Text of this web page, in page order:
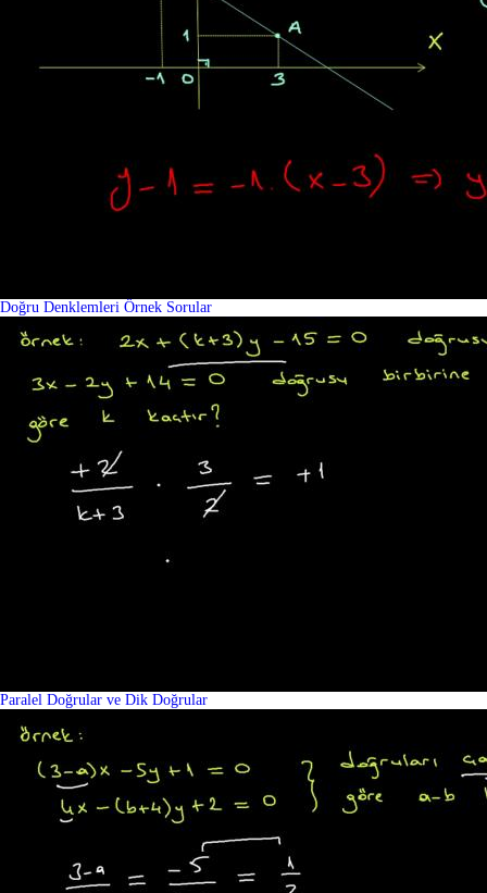
Doğru Denklemleri Örnek Sorular
Paralel Doğrular ve Dik Doğrular